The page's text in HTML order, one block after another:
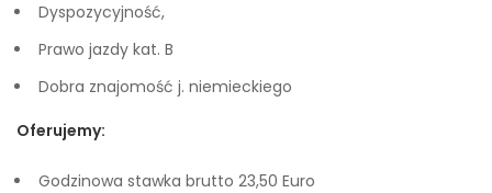
Dyspozycyjność,
Prawo jazdy kat. B
Dobra znajomość j. niemieckiego
Oferujemy:
Godzinowa stawka brutto 23,50 Euro